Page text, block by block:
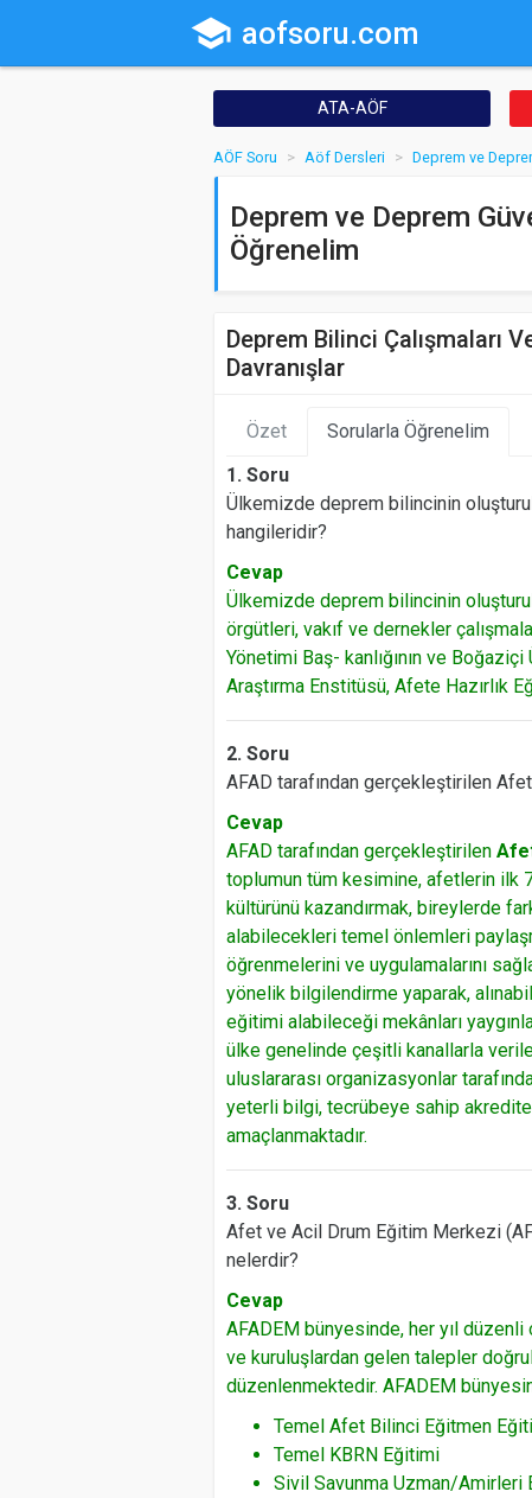
school aofsoru.com
ATA-AÖF
AÖF Soru Aöf Dersleri Deprem ve
Deprem ve Deprem
Öğrenelim
Deprem Bilinci Çalışmaları
Davranışlar
Özet
Sorularla Öğrenelim
1. Soru
Ülkemizde deprem bilincinin
hangileridir?
Cevap
Ülkemizde deprem bilincinin
örgütleri, vakıf ve dernekler
Yönetimi Baş- kanlığının ve
Araştırma Enstitüsü, Afete Hazırlık
2. Soru
AFAD tarafından gerçekleştirilen
Cevap
AFAD tarafından gerçekleştirilen
toplumun tüm kesimine, afetlerin ilk
kültürünü kazandırmak, bireylerde
alabilecekleri temel önlemleri
öğrenmelerini ve uygulamalarını
yönelik bilgilendirme yaparak,
eğitimi alabileceği mekânları
ülke genelinde çeşitli kanallarla
uluslararası organizasyonlar
yeterli bilgi, tecrübeye sahip akredite
amaçlanmaktadır.
3. Soru
Afet ve Acil Drum Eğitim Merkezi
nelerdir?
Cevap
AFADEM bünyesinde, her yıl düzenli
ve kuruluşlardan gelen talepler
düzenlenmektedir. AFADEM
Temel Afet Bilinci Eğitmen
Temel KBRN Eğitimi
Sivil Savunma Uzman/Amirleri